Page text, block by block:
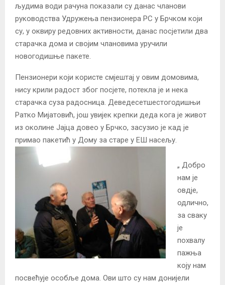
људима води рачуна показали су данас чланови
руководства Удружења пензионера РС у Брчком који
су, у оквиру редовних активности, данас посјетили два
старачка дома и својим члановима уручили
новогодишње пакете.
Пензионери који користе смјештај у овим домовима,
нису крили радост због посјете, потекла је и нека
старачка суза радосница. Деведесетшестогодишњи
Ратко Мијатовић, још увијек крепки деда кога је живот
из околине Јајца довео у Брчко, засузио је кад је
примао пакетић у Дому за старе у ЕШ насељу.
„ Добро
нам је
овдје,
одлично,
за сваку
је
похвалу
пажња
коју нам
посвећује особље дома. Ови што су нам донијели